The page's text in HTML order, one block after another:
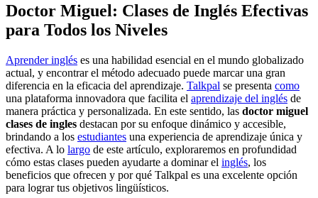
Doctor Miguel: Clases de Inglés Efectivas
para Todos los Niveles
Aprender inglés es una habilidad esencial en el mundo globalizado
actual, y encontrar el método adecuado puede marcar una gran
diferencia en la eficacia del aprendizaje. Talkpal se presenta como
una plataforma innovadora que facilita el aprendizaje del inglés de
manera práctica y personalizada. En este sentido, las doctor miguel
clases de ingles destacan por su enfoque dinámico y accesible,
brindando a los estudiantes una experiencia de aprendizaje única y
efectiva. A lo largo de este artículo, exploraremos en profundidad
cómo estas clases pueden ayudarte a dominar el inglés, los
beneficios que ofrecen y por qué Talkpal es una excelente opción
para lograr tus objetivos lingüísticos.